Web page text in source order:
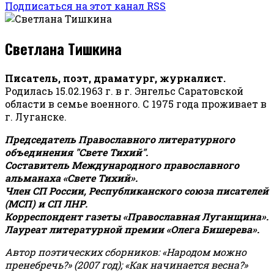
Подписаться на этот канал RSS
Светлана Тишкина
Писатель, поэт, драматург, журналист.
Родилась 15.02.1963 г. в г. Энгельс Саратовской
области в семье военного. С 1975 года проживает в
г. Луганске.
Председатель Православного литературного
объединения "Свете Тихий".
Составитель Международного православного
альманаха «Свете Тихий».
Член СП России, Республиканского союза писателей
(МСП) и СП ЛНР.
Корреспондент газеты «Православная Луганщина».
Лауреат литературной премии «Олега Бишерева».
Автор поэтических сборников: «Народом можно
пренебречь?» (2007 год); «Как начинается весна?»